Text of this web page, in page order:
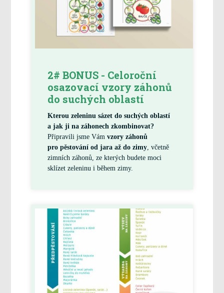
2# BONUS - Celoroční
osazovací vzory záhonů
do suchých oblastí
Kterou zeleninu sázet do suchých oblastí
a jak ji na záhonech zkombinovat?
Připravili jsme Vám vzory záhonů
pro pěstování od jara až do zimy, včetně
zimních záhonů, ze kterých budete moci
sklízet zeleninu i během zimy.